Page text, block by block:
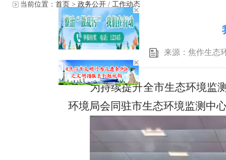
当前位置： 首页 > 政务公开 / 工作动态
来源：焦作生态
为持续提升全市生态环境监
环境局会同驻市生态环境监测中